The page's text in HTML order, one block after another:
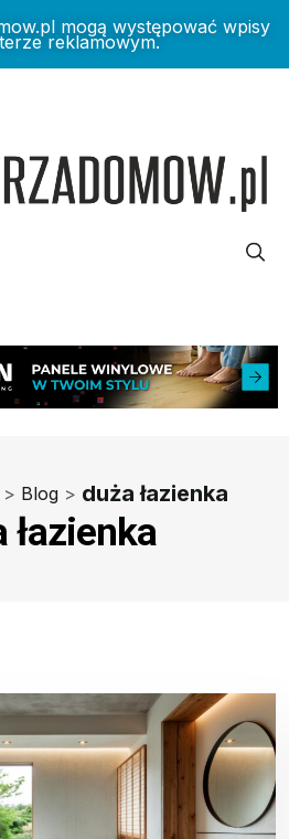
mogą występować wpisy
reklamowym.
> Blog > duża łazienka
łazienka